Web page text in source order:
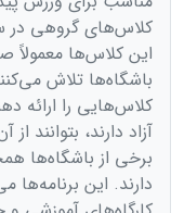
کلاس‌های گروهی در
این کلاس‌ها معمولاً
باشگاه‌ها تلاش
کلاس‌هایی را ارائه
آزاد دارند، بتوانند
برخی از باشگاه‌ها
دارند. این